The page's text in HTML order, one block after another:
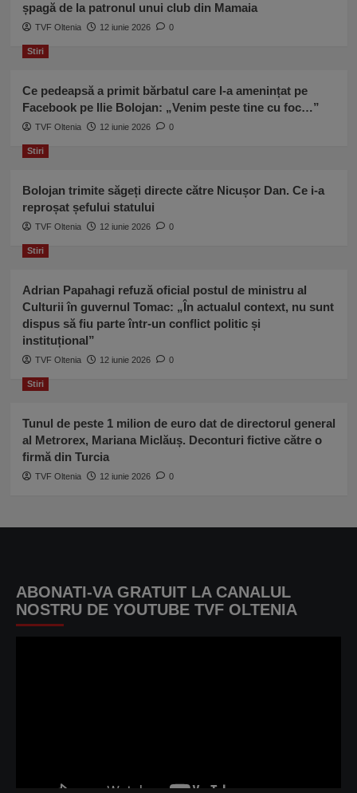
șpagă de la patronul unui club din Mamaia
TVF Oltenia 12 iunie 2026 0
Stiri
Ce pedeapsă a primit bărbatul care l-a amenințat pe
Facebook pe Ilie Bolojan: „Venim peste tine cu foc…”
TVF Oltenia 12 iunie 2026 0
Stiri
Bolojan trimite săgeți directe către Nicușor Dan. Ce i-a
reproșat șefului statului
TVF Oltenia 12 iunie 2026 0
Stiri
Adrian Papahagi refuză oficial postul de ministru al
Culturii în guvernul Tomac: „În actualul context, nu sunt
dispus să fiu parte într-un conflict politic și
instituțional”
TVF Oltenia 12 iunie 2026 0
Stiri
Tunul de peste 1 milion de euro dat de directorul general
al Metrorex, Mariana Miclăuș. Deconturi fictive către o
firmă din Turcia
TVF Oltenia 12 iunie 2026 0
ABONATI-VA GRATUIT LA CANALUL
NOSTRU DE YOUTUBE TVF OLTENIA